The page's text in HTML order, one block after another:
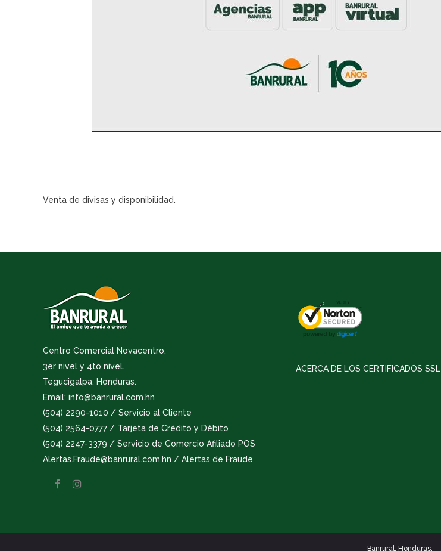
Venta de divisas y disponibilidad.
Centro Comercial Novacentro,
3er nivel y 4to nivel.
Tegucigalpa, Honduras.
Email: info@banrural.com.hn
(504) 2290-1010 / Servicio al Cliente
(504) 2564-0777 / Tarjeta de Crédito y Débito
(504) 2247-3379 / Servicio de Comercio Afiliado POS
Alertas.Fraude@banrural.com.hn / Alertas de Fraude
ACERCA DE LOS CERTIFICADOS SSL
Banrural. Honduras.